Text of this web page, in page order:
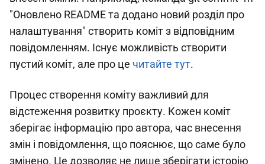
"Оновлено README та додано новий розділ про
налаштування" створить коміт з відповідним
повідомленням. Існує можливість створити
пустий коміт, але про це читайте тут.
Процес створення коміту важливий для
відстеження розвитку проєкту. Кожен коміт
зберігає інформацію про автора, час внесення
змін і повідомлення, що пояснює, що саме було
змінено. Це дозволяє не лише зберігати історію